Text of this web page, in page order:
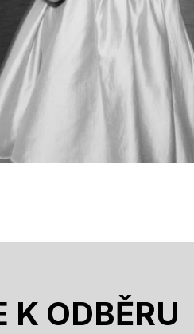
K ODBĚRU